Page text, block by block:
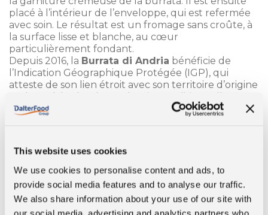
This website uses cookies
We use cookies to personalise content and ads, to
provide social media features and to analyse our traffic.
We also share information about your use of our site with
our social media, advertising and analytics partners who
placé à l’intérieur de l’enveloppe, qui est refermée
avec soin. Le résultat est un fromage sans croûte, à
la surface lisse et blanche, au cœur
particulièrement fondant.
Depuis 2016, la Burrata di Andria bénéficie de
l’Indication Géographique Protégée (IGP), qui
atteste de son lien étroit avec son territoire d’origine
et des méthodes de production traditionnelles.
La burrata est très appréciée pour sa qualité et son
goût unique. Présente sur les menus de nombreux
restaurants italiens à travers le monde, elle est
aujourd’hui un véritable ambassadeur du Made in
Italy.